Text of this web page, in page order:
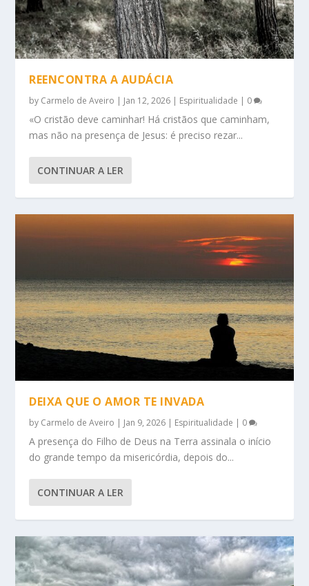
REENCONTRA A AUDÁCIA
by Carmelo de Aveiro | Jan 12, 2026 | Espiritualidade | 0
«O cristão deve caminhar! Há cristãos que caminham,
mas não na presença de Jesus: é preciso rezar...
CONTINUAR A LER
DEIXA QUE O AMOR TE INVADA
by Carmelo de Aveiro | Jan 9, 2026 | Espiritualidade | 0
A presença do Filho de Deus na Terra assinala o início
do grande tempo da misericórdia, depois do...
CONTINUAR A LER